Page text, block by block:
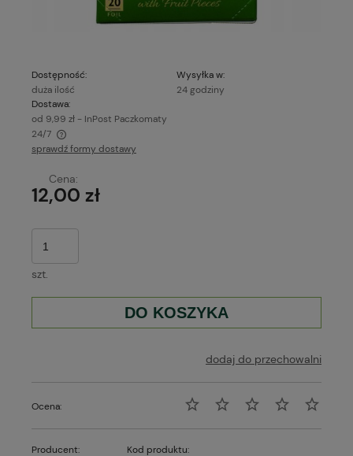
Dostępność:
duża ilość
Wysyłka w:
24 godziny
Dostawa:
od 9,99 zł - InPost Paczkomaty
24/7
Cena nie zawiera ewentualnych kosztów płatności
sprawdź formy dostawy
Cena:
12,00 zł
szt.
DO KOSZYKA
dodaj do przechowalni
Ocena:
Producent: Kod produktu: